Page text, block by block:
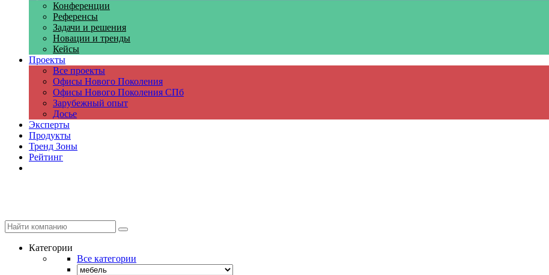
Конференции
Референсы
Задачи и решения
Новации и тренды
Кейсы
Проекты
Все проекты
Офисы Нового Поколения
Офисы Нового Поколения СПб
Зарубежный опыт
Досье
Эксперты
Продукты
Тренд Зоны
Рейтинг
Категории
Все категории